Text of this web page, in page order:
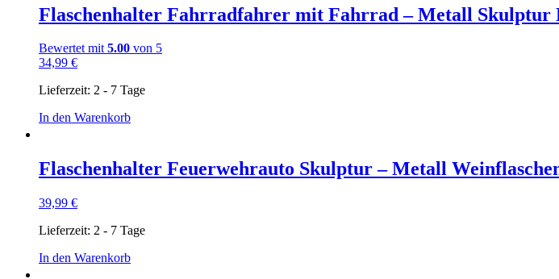
Flaschenhalter Fahrradfahrer mit Fahrrad – Metall Skulptur
Bewertet mit5.00 von 5
34,99 €
Lieferzeit: 2 - 7 Tage
In den Warenkorb
Flaschenhalter Feuerwehrauto Skulptur – Metall
39,99 €
Lieferzeit: 2 - 7 Tage
In den Warenkorb